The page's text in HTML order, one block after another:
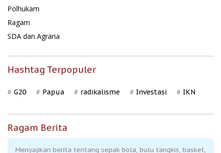
Polhukam
Ragam
SDA dan Agraria
Hashtag Terpopuler
G20 Papua radikalisme Investasi IKN
Ragam Berita
Menyajikan berita tentang sepak bola, bulu tangkis, basket,